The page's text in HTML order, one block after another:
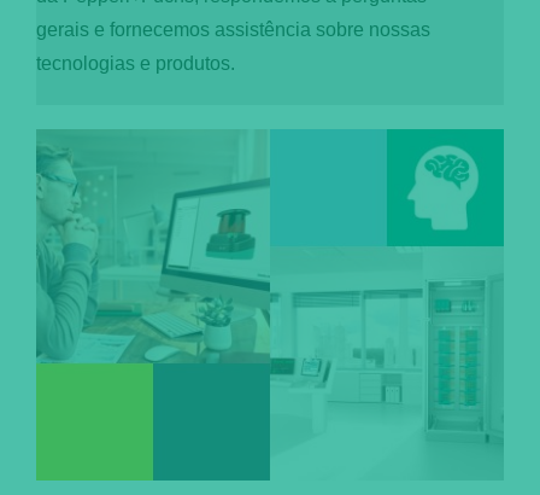
gerais e fornecemos assistência sobre nossas
tecnologias e produtos.